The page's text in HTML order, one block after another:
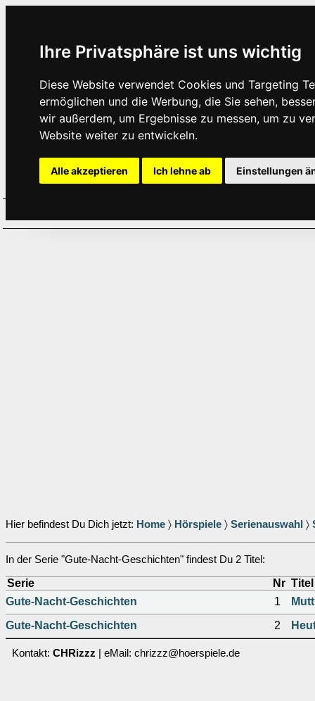
Ihre Privatsphäre ist uns wichtig
Diese Website verwendet Cookies und Targeting
ermöglichen und die Werbung, die Sie sehen,
wir außerdem, um Ergebnisse zu messen, um zu
Website weiter zu entwickeln.
Alle akzeptieren Ich lehne ab Einstellungen
Hier befindest Du Dich jetzt: Home 〉 Hörspiele 〉 Serienauswahl 〉
In der Serie "Gute-Nacht-Geschichten" findest Du 2 Titel:
Serie Nr Titel
Gute-Nacht-Geschichten
1
Gute-Nacht-Geschichten
2
Kontakt: CHRizzz | eMail: chrizzz@hoerspiele.de